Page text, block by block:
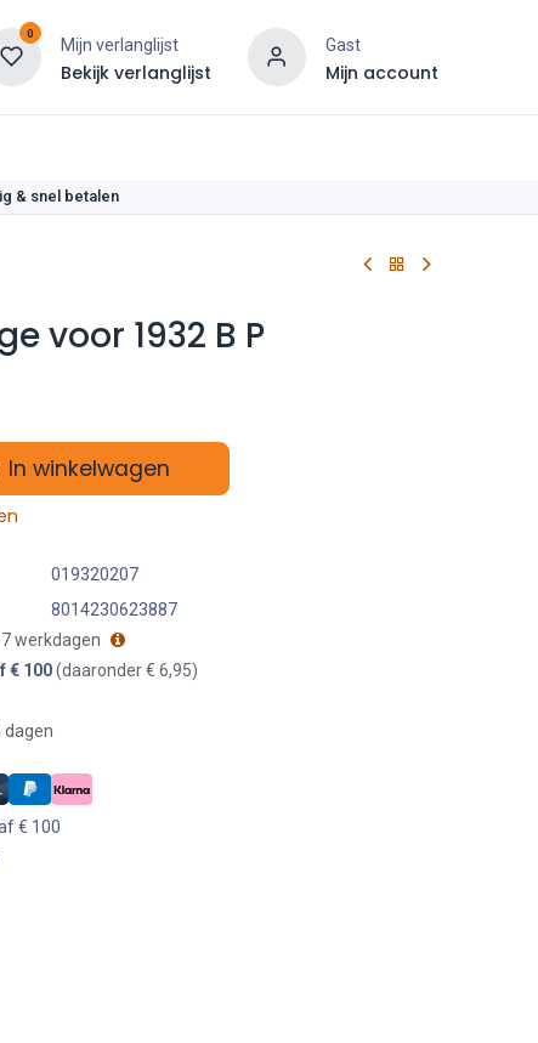
0
Mijn verlanglijst
Bekijk verlanglijst
Gast
Mijn account
& snel betalen
voor 1932 B P
In winkelwagen
019320207
8014230623887
werkdagen
€ 100(daaronder € 6,95)
dagen
€ 100